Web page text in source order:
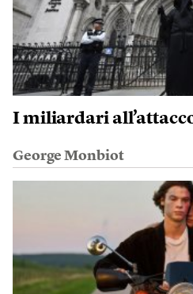
I miliardari
George Monbiot